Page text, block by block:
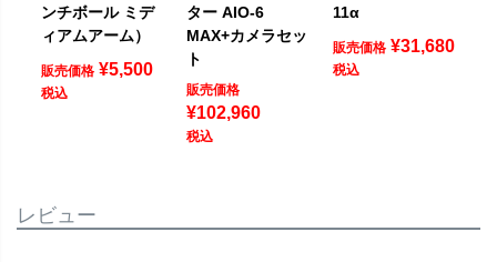
ンチボール ミデ
ィアムアーム）
販売価格 ¥5,500
税込
ター AIO-6
MAX+カメラセッ
ト
販売価格
¥102,960
税込
11α
販売価格 ¥31,680
税込
レビュー